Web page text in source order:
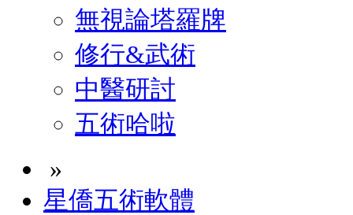
無視論塔羅牌
修行&武術
中醫研討
五術哈啦
»
星僑五術軟體